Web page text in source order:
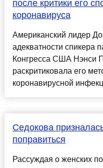
после критики его
коронавируса
Американский лидер
адекватности спикера
Конгресса США Нэнси
раскритиковала его
коронавирусной
Седокова
поправиться
Рассуждая о женских